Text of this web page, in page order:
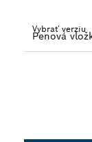
Vybrať verziu